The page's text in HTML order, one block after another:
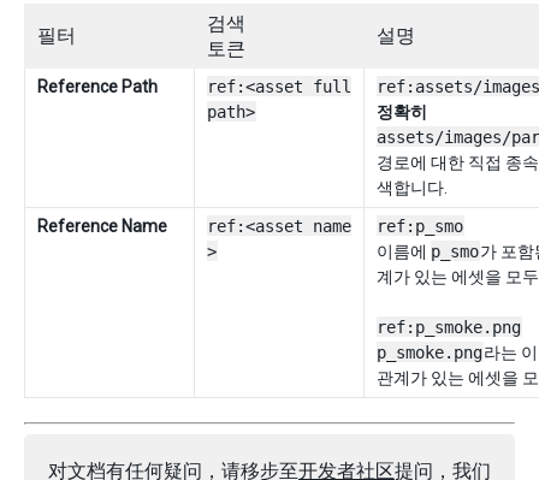
필터
검색
토큰
설명
Reference Path
ref:<asset full
path>
ref:assets/
정확히
assets/images/
경로에 대한 직접 종
색합니다.
Reference Name
ref:<asset name
>
ref:p_smo
이름에 p_smo가 포함
계가 있는 에셋을 모
ref:p_smoke.png
p_smoke.png라는
관계가 있는 에셋을
对文档有任何疑问，请移步至开发者社区提问，我们